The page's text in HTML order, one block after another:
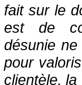
fait sur le
est de
désunie
pour
clientèle,